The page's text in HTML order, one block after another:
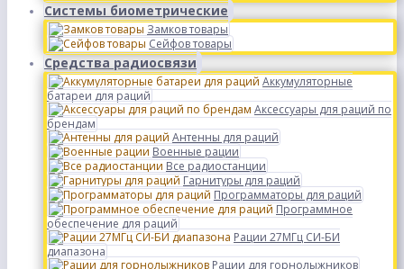
Системы биометрические
Замков товары
Сейфов товары
Средства радиосвязи
Аккумуляторные
батареи для раций
Аксессуары для раций по
брендам
Антенны для раций
Военные рации
Все радиостанции
Гарнитуры для раций
Программаторы для раций
Программное
обеспечение для раций
Рации 27МГц СИ-БИ
диапазона
Рации для горнолыжников